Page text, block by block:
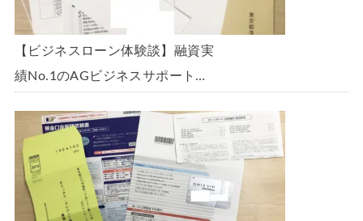
【ビジネスローン体験談】融資実
績No.1のAGビジネスサポート
300万円の枠で翌日に借りられま
した。全手順を丁寧に解説しま
す。